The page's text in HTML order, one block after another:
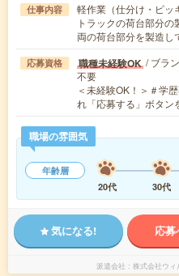
仕事内容
軽作業（仕分け・ピッ
トラックの荷台部分
両の荷台部分を製造
応募資格 職種未経験OK / ブラ
不要
＜未経験OK！＞＃学
れ「応募する」ボタ
職場の雰囲気
年齢層
20代
30代
気になる! 応
派遣会社 株式会社ウ